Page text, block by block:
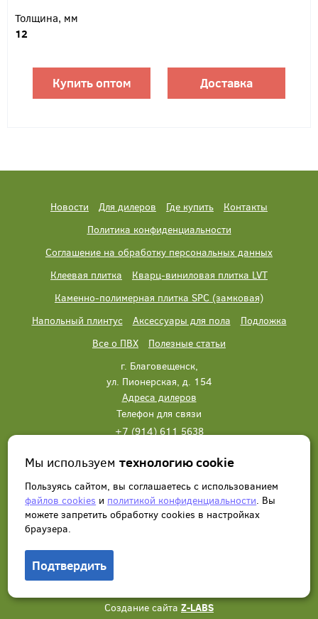
Толщина, мм
12
Купить оптом Доставка
Новости Для дилеров Где купить
Контакты
Политика конфиденциальности
Соглашение на обработку персональных данных
Клеевая плитка
Кварц-виниловая плитка LVT
Каменно-полимерная плитка SPC (замковая)
Напольный плинтус
Аксессуары для пола
Подложка
Все о ПВХ
Полезные статьи
г. Благовещенск,
ул. Пионерская, д. 154
Адреса дилеров
Телефон для связи
+7 (914) 611 5638
Написать нам Заказать звонок
Создание сайта Z-LABS
Мы используемтехнологию cookie
Пользуясь сайтом, вы соглашаетесь с использованием
файлов cookies и политикой конфиденциальности. Вы
можете запретить обработку сookies в настройках
браузера.
Подтвердить